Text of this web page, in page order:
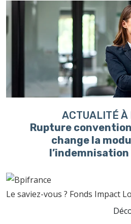
ACTUALITÉ À
Rupture
change la
Le saviez-vous ? Fonds Impact